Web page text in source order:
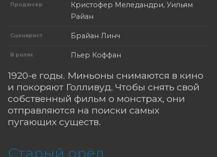
Продюсер
Кристофер Меледандри, Уильям
Райан
Сценарист Брайан Линч
В ролях Пьер Коффан
1920-е годы. Миньоны снимаются в кино
и покоряют Голливуд. Чтобы снять свой
собственный фильм о монстрах, они
отправляются на поиски самых
пугающих существ.
Старый орёл